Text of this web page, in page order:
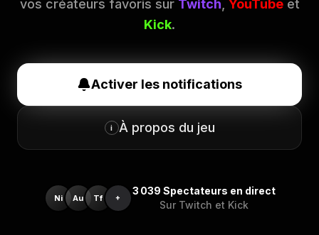
vos créateurs favoris sur Twitch YouTubeet
Kick.
Activer les notifications
i À propos du jeu
Ni Au Tf +
3 039 Spectateurs en direct
Sur Twitch et Kick